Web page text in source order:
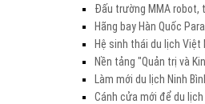
Đấu trường MMA robot,
Hãng bay Hàn Quốc
Hệ sinh thái du lịch
Nền tảng "Quản trị và
Làm mới du lịch Ninh
Cánh cửa mới để du